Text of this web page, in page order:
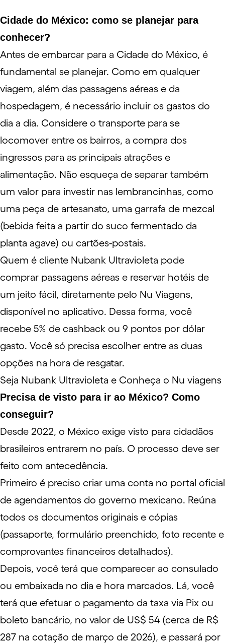
Cidade do México: como se planejar para
conhecer?
Antes de embarcar para a Cidade do México, é
fundamental se planejar. Como em qualquer
viagem, além das passagens aéreas e da
hospedagem, é necessário incluir os gastos do
dia a dia. Considere o transporte para se
locomover entre os bairros, a compra dos
ingressos para as principais atrações e
alimentação. Não esqueça de separar também
um valor para investir nas lembrancinhas, como
uma peça de artesanato, uma garrafa de mezcal
(bebida feita a partir do suco fermentado da
planta agave) ou cartões-postais.
Quem é cliente Nubank Ultravioleta pode
comprar passagens aéreas e reservar hotéis de
um jeito fácil, diretamente pelo Nu Viagens,
disponível no aplicativo. Dessa forma, você
recebe 5% de cashback ou 9 pontos por dólar
gasto. Você só precisa escolher entre as duas
opções na hora de resgatar.
Seja Nubank Ultravioleta e Conheça o Nu viagens
Precisa de visto para ir ao México? Como
conseguir?
Desde 2022, o México exige visto para cidadãos
brasileiros entrarem no país. O processo deve ser
feito com antecedência.
Primeiro é preciso criar uma conta no portal oficial
de agendamentos do governo mexicano. Reúna
todos os documentos originais e cópias
(passaporte, formulário preenchido, foto recente e
comprovantes financeiros detalhados).
Depois, você terá que comparecer ao consulado
ou embaixada no dia e hora marcados. Lá, você
terá que efetuar o pagamento da taxa via Pix ou
boleto bancário, no valor de US$ 54 (cerca de R$
287 na cotação de março de 2026), e passará por